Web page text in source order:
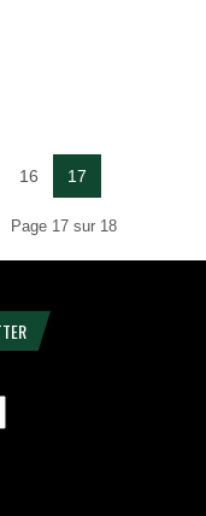
16
17
Page 17 sur 18